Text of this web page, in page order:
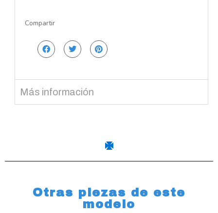
Compartir
Más información
Otras piezas de este
modelo